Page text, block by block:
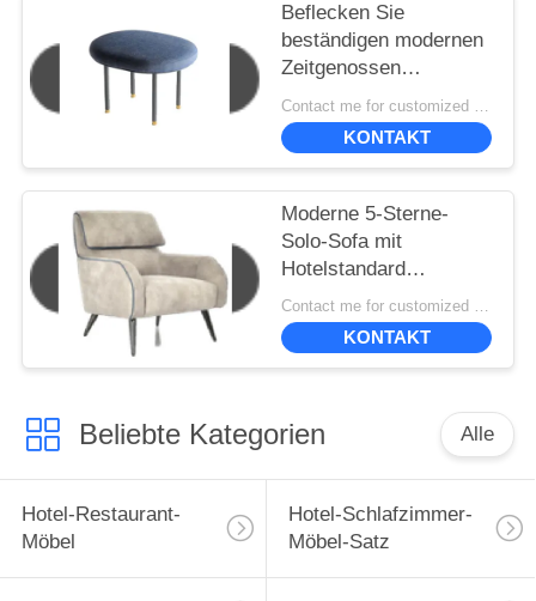
Beflecken Sie
beständigen modernen
Zeitgenossen
gepolstert, Stühle
speisend 50*40*45cm
Contact me for customized MOQ:10
KONTAKT
Moderne 5-Sterne-
Solo-Sofa mit
Hotelstandard
830*870*980
Contact me for customized MOQ:10
KONTAKT
Beliebte Kategorien Alle
Hotel-Restaurant-
Möbel
Hotel-Schlafzimmer-
Möbel-Satz